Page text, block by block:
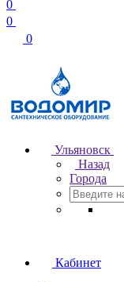
0
0
0
Ульяновск
Назад
Города
Кабинет